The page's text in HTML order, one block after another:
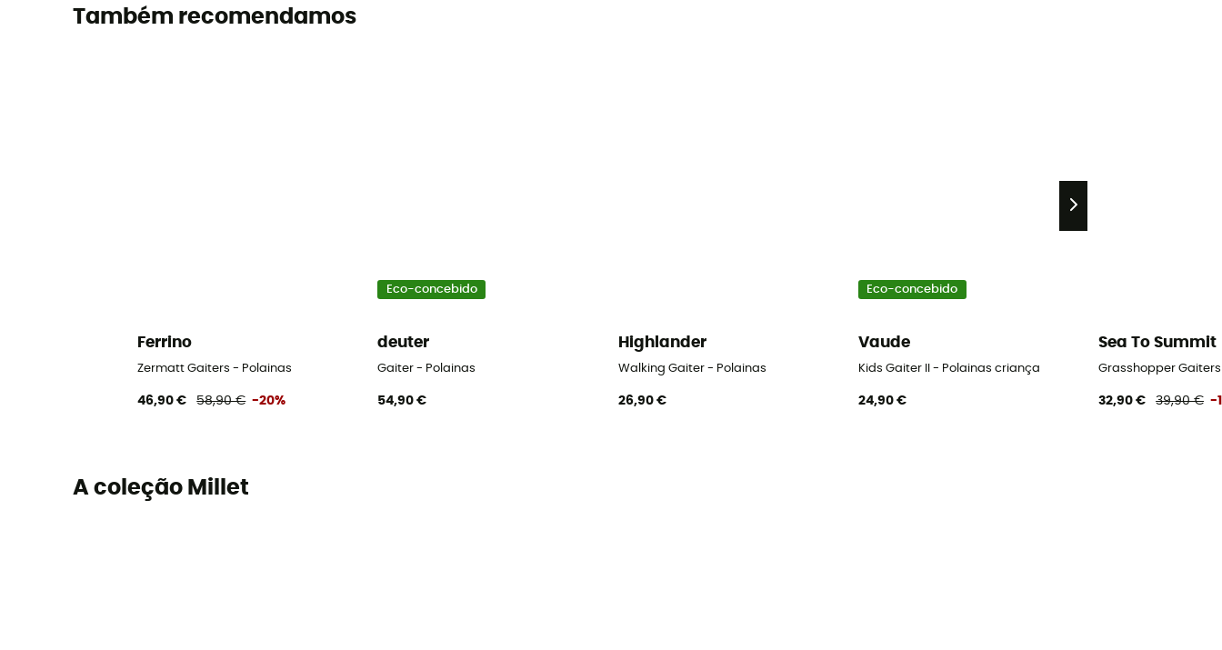
Também recomendamos
Ferrino
Zermatt Gaiters - Polainas
46,90 € 58,90 € -20%
Eco-concebido
deuter
Gaiter - Polainas
54,90 €
Highlander
Walking Gaiter - Polainas
26,90 €
Eco-concebido
Vaude
Kids Gaiter II - Polainas criança
24,90 €
Sea To Summit
Grasshopper
32,90 € 39,90 € -
A coleção Millet